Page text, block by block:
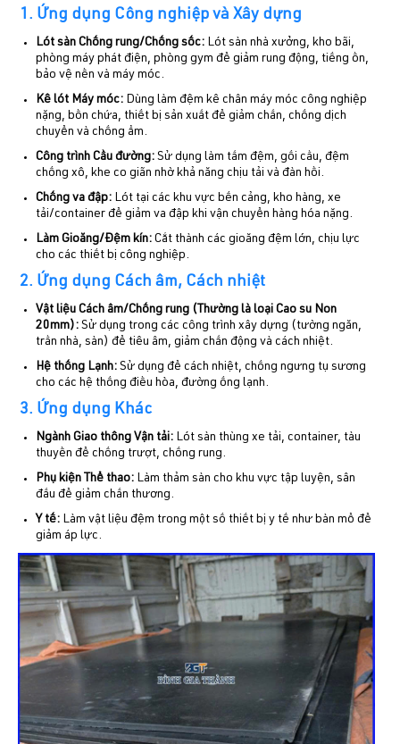
1. Ứng dụng Công nghiệp và Xây dựng
Lót sàn Chống rung/Chống sốc: Lót sàn nhà xưởng, kho bãi,
phòng máy phát điện, phòng gym để giảm rung động, tiếng ồn,
bảo vệ nền và máy móc.
Kê lót Máy móc: Dùng làm đệm kê chân máy móc công nghiệp
nặng, bồn chứa, thiết bị sản xuất để giảm chấn, chống dịch
chuyển và chống ẩm.
Công trình Cầu đường: Sử dụng làm tấm đệm, gối cầu, đệm
chống xô, khe co giãn nhờ khả năng chịu tải và đàn hồi.
Chống va đập: Lót tại các khu vực bến cảng, kho hàng, xe
tải/container để giảm va đập khi vận chuyển hàng hóa nặng.
Làm Gioăng/Đệm kín: Cắt thành các gioăng đệm lớn, chịu lực
cho các thiết bị công nghiệp.
2. Ứng dụng Cách âm, Cách nhiệt
Vật liệu Cách âm/Chống rung (Thường là loại Cao su Non
20mm): Sử dụng trong các công trình xây dựng (tường ngăn,
trần nhà, sàn) để tiêu âm, giảm chấn động và cách nhiệt.
Hệ thống Lạnh: Sử dụng để cách nhiệt, chống ngưng tụ sương
cho các hệ thống điều hòa, đường ống lạnh.
3. Ứng dụng Khác
Ngành Giao thông Vận tải: Lót sàn thùng xe tải, container, tàu
thuyền để chống trượt, chống rung.
Phụ kiện Thể thao: Làm thảm sàn cho khu vực tập luyện, sân
đấu để giảm chấn thương.
Y tế: Làm vật liệu đệm trong một số thiết bị y tế như bàn mổ để
giảm áp lực.